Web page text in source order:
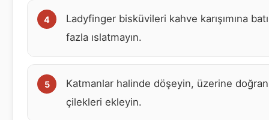
Ladyfinger bisküvileri kahve karışımına
fazla ıslatmayın.
Katmanlar halinde döşeyin, üzerine
çilekleri ekleyin.